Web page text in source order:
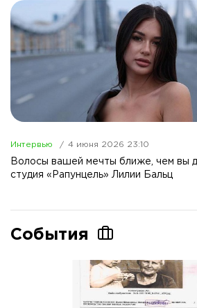
Интервью 4 июня 2026 23:10
Волосы вашей мечты ближе, чем вы
студия «Рапунцель» Лилии Бальц
События